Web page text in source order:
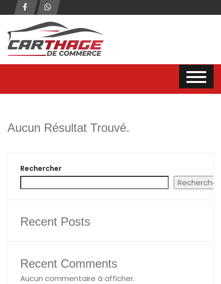
Aucun Résultat Trouvé.
Rechercher
Rechercher
Recent Posts
Recent Comments
Aucun commentaire à afficher.